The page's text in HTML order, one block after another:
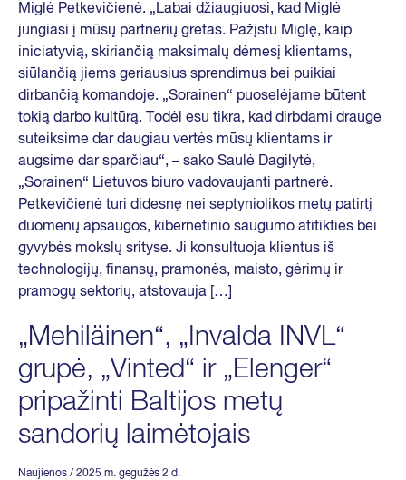
Miglė Petkevičienė. „Labai džiaugiuosi, kad Miglė
jungiasi į mūsų partnerių gretas. Pažįstu Miglę, kaip
iniciatyvią, skiriančią maksimalų dėmesį klientams,
siūlančią jiems geriausius sprendimus bei puikiai
dirbančią komandoje. „Sorainen“ puoselėjame būtent
tokią darbo kultūrą. Todėl esu tikra, kad dirbdami drauge
suteiksime dar daugiau vertės mūsų klientams ir
augsime dar sparčiau“, – sako Saulė Dagilytė,
„Sorainen“ Lietuvos biuro vadovaujanti partnerė.
Petkevičienė turi didesnę nei septyniolikos metų patirtį
duomenų apsaugos, kibernetinio saugumo atitikties bei
gyvybės mokslų srityse. Ji konsultuoja klientus iš
technologijų, finansų, pramonės, maisto, gėrimų ir
pramogų sektorių, atstovauja […]
„Mehiläinen“, „Invalda INVL“
grupė, „Vinted“ ir „Elenger“
pripažinti Baltijos metų
sandorių laimėtojais
Naujienos / 2025 m. gegužės 2 d.